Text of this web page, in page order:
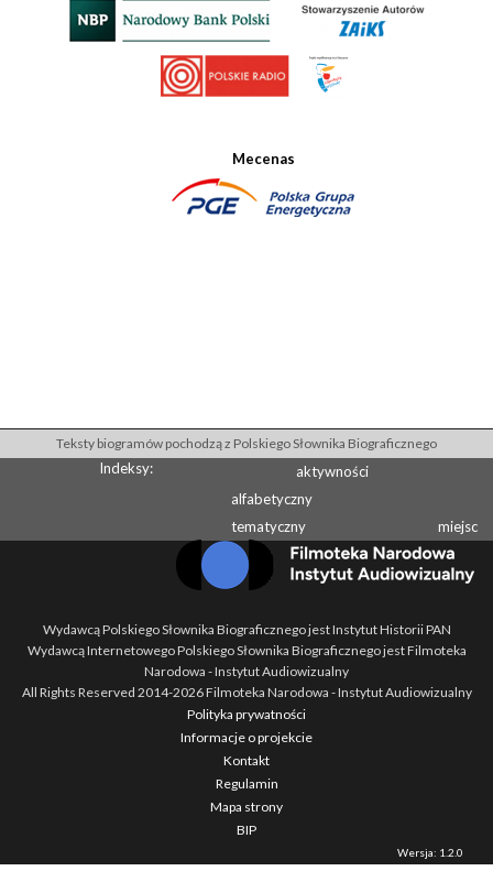
Mecenas
Teksty biogramów pochodzą z Polskiego Słownika Biograficznego
Indeksy:
aktywności
alfabetyczny
tematyczny
miejsc
Wydawcą Polskiego Słownika Biograficznego jest Instytut Historii PAN
Wydawcą Internetowego Polskiego Słownika Biograficznego jest Filmoteka
Narodowa - Instytut Audiowizualny
All Rights Reserved 2014-2026Filmoteka Narodowa - Instytut Audiowizualny
Polityka prywatności
Informacje o projekcie
Kontakt
Regulamin
Mapa strony
BIP
Wersja: 1.2.0